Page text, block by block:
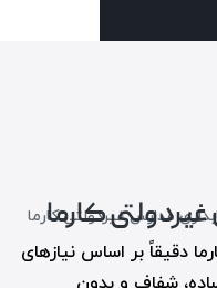
مدارس غیردولتی کارما
کارما
دقیقاً بر اساس نیازهای